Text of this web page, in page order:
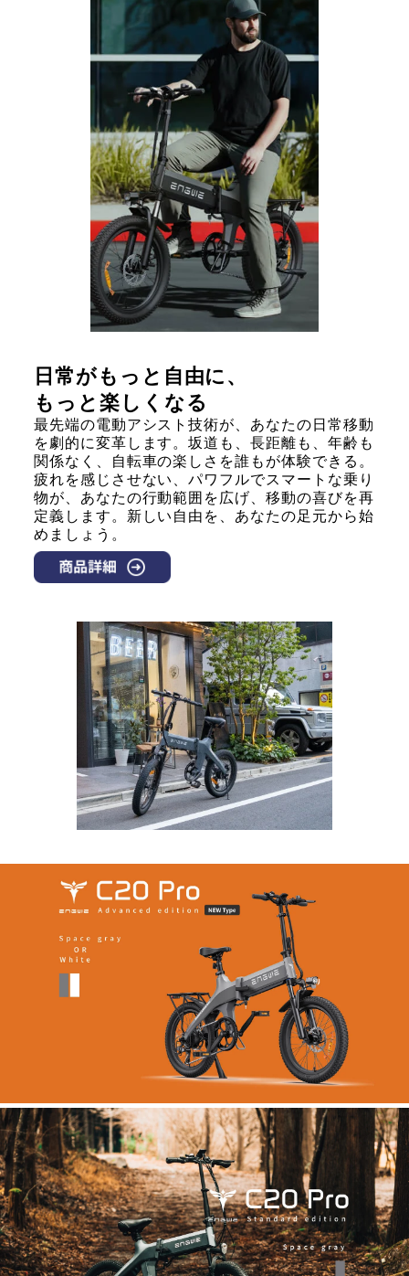
日常がもっと自由に、
もっと楽しくなる
最先端の電動アシスト技術が、あなたの日常移動
を劇的に変革します。坂道も、長距離も、年齢も
関係なく、自転車の楽しさを誰もが体験できる。
疲れを感じさせない、パワフルでスマートな乗り
物が、あなたの行動範囲を広げ、移動の喜びを再
定義します。新しい自由を、あなたの足元から始
めましょう。